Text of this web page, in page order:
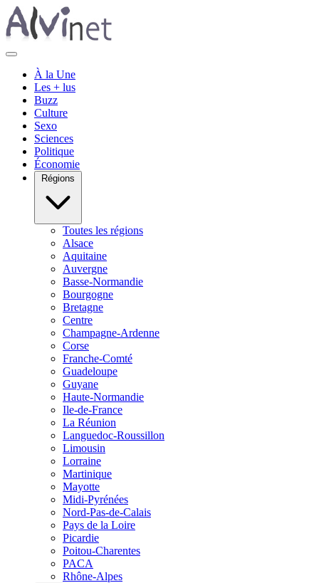
À la Une
Les + lus
Buzz
Culture
Sexo
Sciences
Politique
Économie
Régions
Toutes les régions
Alsace
Aquitaine
Auvergne
Basse-Normandie
Bourgogne
Bretagne
Centre
Champagne-Ardenne
Corse
Franche-Comté
Guadeloupe
Guyane
Haute-Normandie
Ile-de-France
La Réunion
Languedoc-Roussillon
Limousin
Lorraine
Martinique
Mayotte
Midi-Pyrénées
Nord-Pas-de-Calais
Pays de la Loire
Picardie
Poitou-Charentes
PACA
Rhône-Alpes